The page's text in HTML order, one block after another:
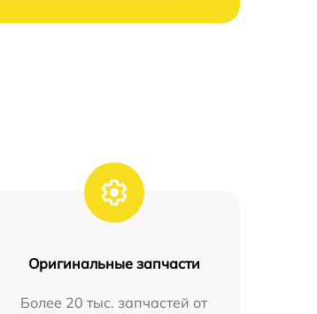
Оригинальные запчасти
Более 20 тыс. запчастей от